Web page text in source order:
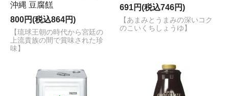
沖縄 豆腐餻
800円(税込864円)
【琉球王朝の時代から宮廷の
上流貴族の間で賞味された珍
味】
691円(税込746円)
【あまみとうまみの深いコク
のこいくちしょうゆ】